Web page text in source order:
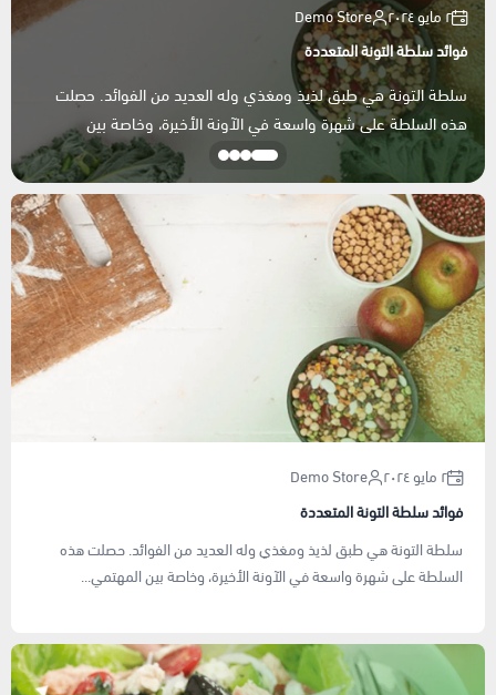
٢ مايو ٢٠٢٤
Demo Store
فوائد سلطة التونة المتعددة
سلطة التونة هي طبق لذيذ ومغذي وله العديد من الفوائد. حصلت
هذه السلطة على شهرة واسعة في الآونة الأخيرة، وخاصة بين
المهتمي...
٢ مايو ٢٠٢٤
Demo Store
فوائد سلطة التونة المتعددة
سلطة التونة هي طبق لذيذ ومغذي وله العديد من الفوائد. حصلت هذه
السلطة على شهرة واسعة في الآونة الأخيرة، وخاصة بين المهتمي...
أطعمة مجمّدة
أغذية عضوية وحيوية
أدوات التنظيف المنزلية